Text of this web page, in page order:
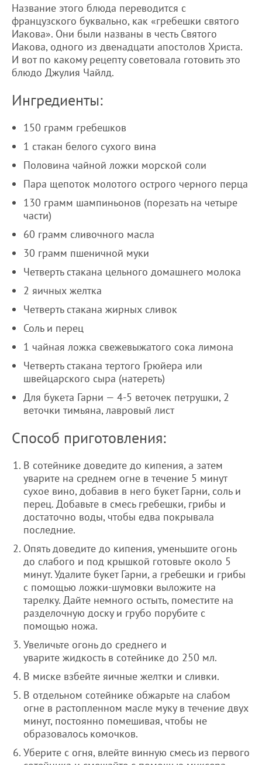
Название этого блюда переводится с
французского буквально, как «гребешки святого
Иакова». Они были названы в честь Святого
Иакова, одного из двенадцати апостолов Христа.
И вот по какому рецепту советовала готовить это
блюдо Джулия Чайлд.
Ингредиенты:
150 грамм гребешков
1 стакан белого сухого вина
Половина чайной ложки морской соли
Пара щепоток молотого острого черного перца
130 грамм шампиньонов (порезать на четыре
части)
60 грамм сливочного масла
30 грамм пшеничной муки
Четверть стакана цельного домашнего молока
2 яичных желтка
Четверть стакана жирных сливок
Соль и перец
1 чайная ложка свежевыжатого сока лимона
Четверть стакана тертого Грюйера или
швейцарского сыра (натереть)
Для букета Гарни — 4-5 веточек петрушки, 2
веточки тимьяна, лавровый лист
Способ приготовления:
В сотейнике доведите до кипения, а затем
уварите на среднем огне в течение 5 минут
сухое вино, добавив в него букет Гарни, соль и
перец. Добавьте в смесь гребешки, грибы и
достаточно воды, чтобы едва покрывала
последние.
Опять доведите до кипения, уменьшите огонь
до слабого и под крышкой готовьте около 5
минут. Удалите букет Гарни, а гребешки и грибы
с помощью ложки-шумовки выложите на
тарелку. Дайте немного остыть, поместите на
разделочную доску и грубо порубите с
помощью ножа.
Увеличьте огонь до среднего и
уварите жидкость в сотейнике до 250 мл.
В миске взбейте яичные желтки и сливки.
В отдельном сотейнике обжарьте на слабом
огне в растопленном масле муку в течение двух
минут, постоянно помешивая, чтобы не
образовалось комочков.
Уберите с огня, влейте винную смесь из первого